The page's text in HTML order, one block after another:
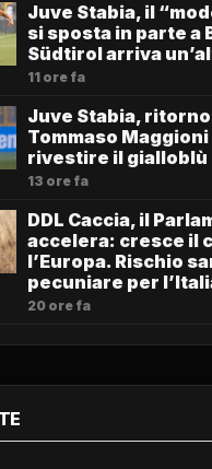
Juve Stabia, il
si sposta in parte a
Südtirol arriva
11 ore fa
Juve Stabia,
Tommaso
rivestire il gialloblù
13 ore fa
DDL Caccia, il
accelera: cresce il
l’Europa. Rischio
pecuniare per
20 ore fa